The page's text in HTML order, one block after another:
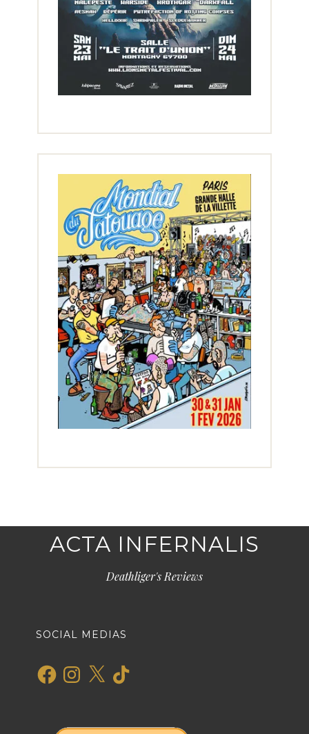
ACTA INFERNALIS
Deathliger's Reviews
SOCIAL MEDIAS
FacebookInstagram
X TikTok